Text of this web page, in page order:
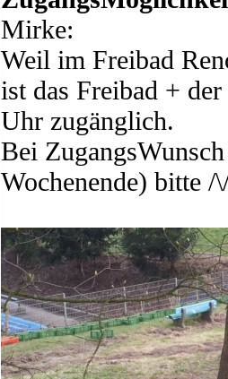
Mirke:
Weil im Freibad
ist das Freibad +
Uhr zugänglich.
Bei
Wochenende) bitte